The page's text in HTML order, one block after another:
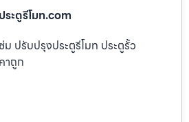
ประตูรีโมท.com
ปรับปรุงประตูรีโมท ประตูรั้ว
าถูก